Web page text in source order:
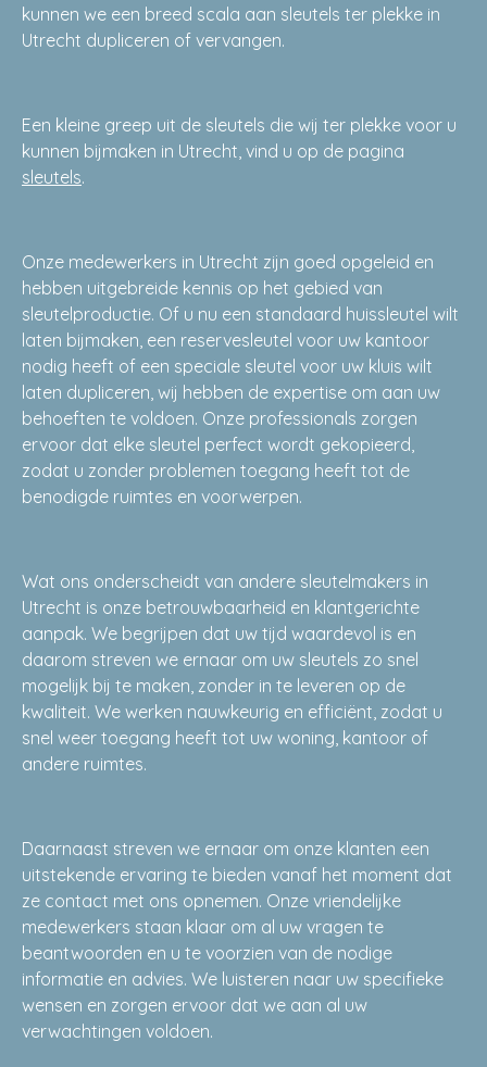
kunnen we een breed scala aan sleutels ter plekke in
Utrecht dupliceren of vervangen.
Een kleine greep uit de sleutels die wij ter plekke voor u
kunnen bijmaken in Utrecht, vind u op de pagina
sleutels.
Onze medewerkers in Utrecht zijn goed opgeleid en
hebben uitgebreide kennis op het gebied van
sleutelproductie. Of u nu een standaard huissleutel wilt
laten bijmaken, een reservesleutel voor uw kantoor
nodig heeft of een speciale sleutel voor uw kluis wilt
laten dupliceren, wij hebben de expertise om aan uw
behoeften te voldoen. Onze professionals zorgen
ervoor dat elke sleutel perfect wordt gekopieerd,
zodat u zonder problemen toegang heeft tot de
benodigde ruimtes en voorwerpen.
Wat ons onderscheidt van andere sleutelmakers in
Utrecht is onze betrouwbaarheid en klantgerichte
aanpak. We begrijpen dat uw tijd waardevol is en
daarom streven we ernaar om uw sleutels zo snel
mogelijk bij te maken, zonder in te leveren op de
kwaliteit. We werken nauwkeurig en efficiënt, zodat u
snel weer toegang heeft tot uw woning, kantoor of
andere ruimtes.
Daarnaast streven we ernaar om onze klanten een
uitstekende ervaring te bieden vanaf het moment dat
ze contact met ons opnemen. Onze vriendelijke
medewerkers staan klaar om al uw vragen te
beantwoorden en u te voorzien van de nodige
informatie en advies. We luisteren naar uw specifieke
wensen en zorgen ervoor dat we aan al uw
verwachtingen voldoen.